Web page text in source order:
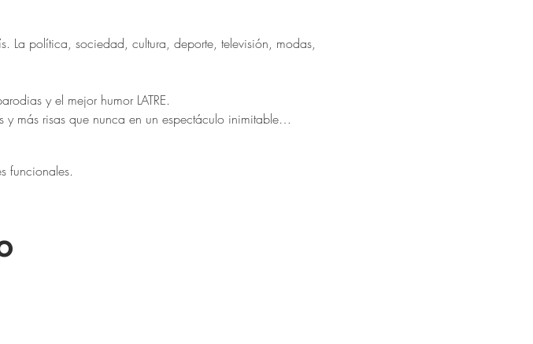
La política, sociedad, cultura, deporte, televisión, modas,
y el mejor humor LATRE.
y más risas que nunca en un espectáculo inimitable…
funcionales.